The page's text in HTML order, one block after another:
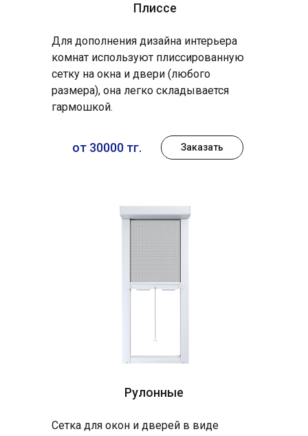
Плиссе
Для дополнения дизайна интерьера
комнат используют плиссированную
сетку на окна и двери (любого
размера), она легко складывается
гармошкой.
от 30000 тг. Заказать
Рулонные
Сетка для окон и дверей в виде